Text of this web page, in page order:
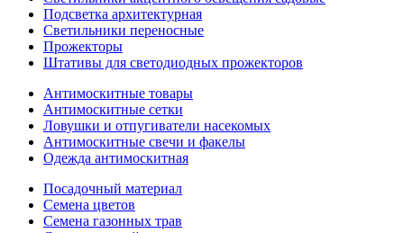
Подсветка архитектурная
Светильники переносные
Прожекторы
Штативы для светодиодных прожекторов
Антимоскитные товары
Антимоскитные сетки
Ловушки и отпугиватели насекомых
Антимоскитные свечи и факелы
Одежда антимоскитная
Посадочный материал
Семена цветов
Семена газонных трав